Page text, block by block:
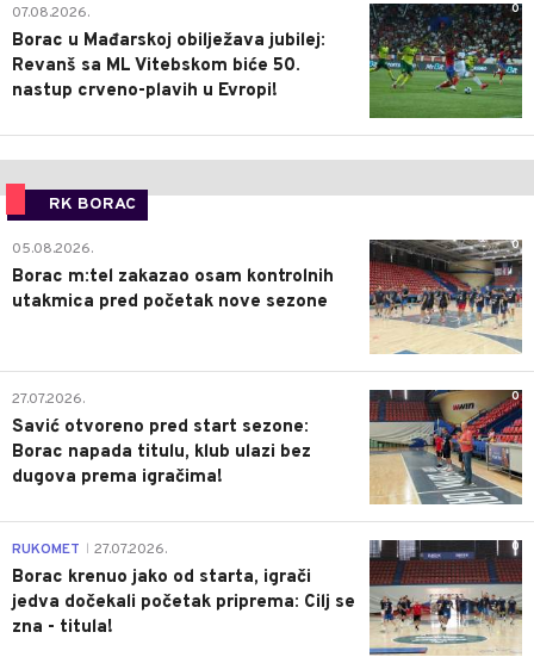
0
07.08.2026.
Borac u Mađarskoj obilježava jubilej:
Revanš sa ML Vitebskom biće 50.
nastup crveno-plavih u Evropi!
RK BORAC
0
05.08.2026.
Borac m:tel zakazao osam kontrolnih
utakmica pred početak nove sezone
0
27.07.2026.
Savić otvoreno pred start sezone:
Borac napada titulu, klub ulazi bez
dugova prema igračima!
0
RUKOMET 27.07.2026.
Borac krenuo jako od starta, igrači
jedva dočekali početak priprema: Cilj se
zna - titula!